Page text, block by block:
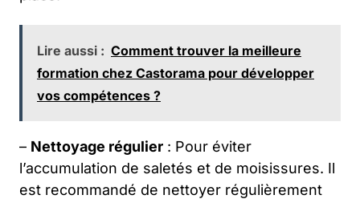
Lire aussi : Comment trouver la meilleure
formation chez Castorama pour développer
vos compétences ?
– Nettoyage régulier : Pour éviter
l’accumulation de saletés et de moisissures. Il
est recommandé de nettoyer régulièrement